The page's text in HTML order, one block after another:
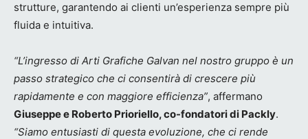
strutture, garantendo ai clienti un’esperienza sempre più
fluida e intuitiva.
“L’ingresso di Arti Grafiche Galvan nel nostro gruppo è un
passo strategico che ci consentirà di crescere più
rapidamente e con maggiore efficienza”, affermano
Giuseppe e Roberto Prioriello, co-fondatori di Packly.
“Siamo entusiasti di questa evoluzione, che ci rende